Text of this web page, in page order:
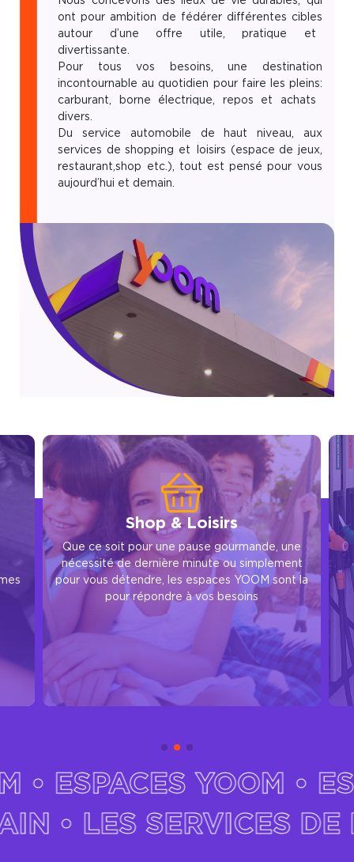
ont pour ambition de fédérer différentes cibles
autour d’une offre utile, pratique et
divertissante.
Pour tous vos besoins, une destination
incontournable au quotidien pour faire les pleins:
carburant, borne électrique, repos et achats
divers.
Du service automobile de haut niveau, aux
services de shopping et loisirs (espace de jeux,
restaurant,shop etc.), tout est pensé pour vous
aujourd’hui et demain.
la
Carburants
Découvrez chez YOOM une oasis de
tranquillité pour votre véhicule grâce à nos
carburants premium certifiés ISO9001
YOOM •
DE